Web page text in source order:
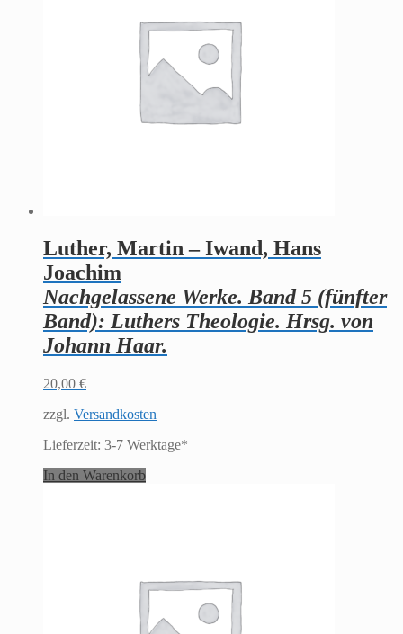
Luther, Martin – Iwand, Hans
Joachim
Nachgelassene Werke. Band 5 (fünfter
Band): Luthers Theologie. Hrsg. von
Johann Haar.
20,00 €
zzgl. Versandkosten
Lieferzeit: 3-7 Werktage*
In den Warenkorb